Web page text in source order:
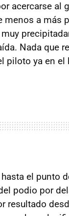
acercarse al
menos a más
Nada que
piloto ya en el
el punto
podio por
resultado